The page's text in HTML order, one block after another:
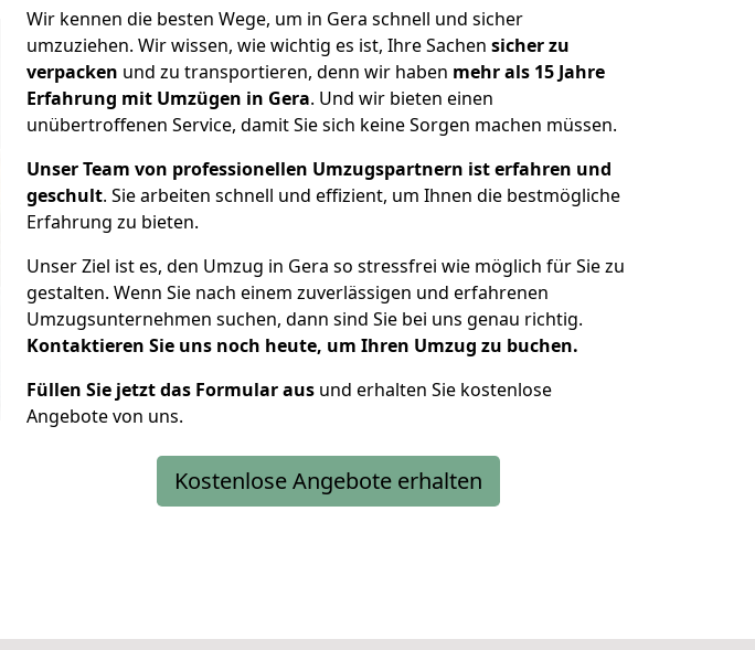
Wir kennen die besten Wege, um in Gera schnell und sicher
umzuziehen. Wir wissen, wie wichtig es ist, Ihre Sachen sicher zu
verpacken und zu transportieren, denn wir haben mehr als 15 Jahre
Erfahrung mit Umzügen in Gera. Und wir bieten einen
unübertroffenen Service, damit Sie sich keine Sorgen machen müssen.
Unser Team von professionellen Umzugspartnern ist erfahren und
geschult. Sie arbeiten schnell und effizient, um Ihnen die bestmögliche
Erfahrung zu bieten.
Unser Ziel ist es, den Umzug in Gera so stressfrei wie möglich für Sie zu
gestalten. Wenn Sie nach einem zuverlässigen und erfahrenen
Umzugsunternehmen suchen, dann sind Sie bei uns genau richtig.
Kontaktieren Sie uns noch heute, um Ihren Umzug zu buchen.
Füllen Sie jetzt das Formular aus und erhalten Sie kostenlose
Angebote von uns.
Kostenlose Angebote erhalten